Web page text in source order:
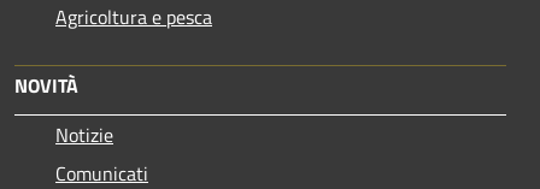
Agricoltura e pesca
NOVITÀ
Notizie
Comunicati